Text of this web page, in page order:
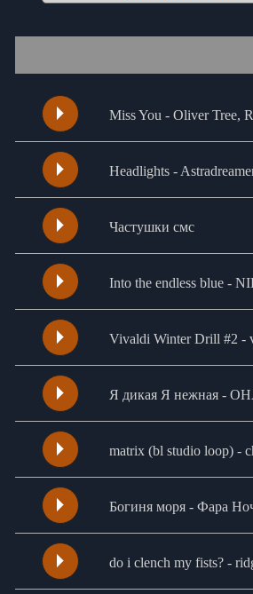
Miss You - Oliver Tree,
Headlights -
Частушки смс
Into the endless blue -
Vivaldi Winter Drill #2 -
Я дикая Я нежная -
matrix (bl studio loop) -
Богиня моря - Фара
do i clench my fists? -